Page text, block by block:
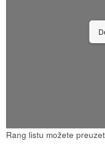
Rang listu možete